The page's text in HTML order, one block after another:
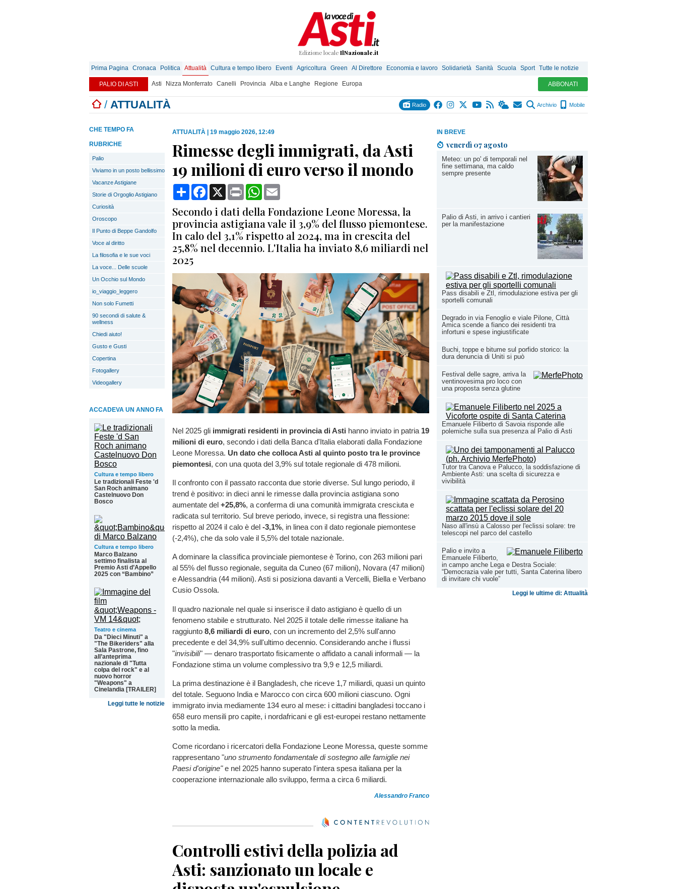
Edizione locale IlNazionale.it
Prima Pagina Cronaca Politica Attualità Cultura e tempo libero Eventi Agricoltura Green Al Direttore Economia e lavoro Solidarietà Sanità Scuola Sport Tutte le notizie
PALIO DI ASTI Asti Nizza Monferrato Canelli Provincia Alba e Langhe Regione Europa ABBONATI
/ ATTUALITÀ Radio Archivio Mobile
IN BREVE
venerdì 07 agosto
Meteo: un po' di temporali nel
fine settimana, ma caldo
sempre presente
Palio di Asti, in arrivo i cantieri
per la manifestazione
Pass disabili e Ztl, rimodulazione estiva per gli
sportelli comunali
Degrado in via Fenoglio e viale Pilone, Città
Amica scende a fianco dei residenti tra
infortuni e spese ingiustificate
Buchi, toppe e bitume sul porfido storico: la
dura denuncia di Uniti si può
Festival delle sagre, arriva la
ventinovesima pro loco con
una proposta senza glutine
Emanuele Filiberto di Savoia risponde alle
polemiche sulla sua presenza al Palio di Asti
Tutor tra Canova e Palucco, la soddisfazione di
Ambiente Asti: una scelta di sicurezza e
vivibilità
Naso all'insù a Calosso per l'eclissi solare: tre
telescopi nel parco del castello
Palio e invito a
Emanuele Filiberto,
in campo anche Lega e Destra Sociale:
“Democrazia vale per tutti, Santa Caterina libero
di invitare chi vuole”
Leggi le ultime di: Attualità
CHE TEMPO FA
RUBRICHE
Palio
Viviamo in un posto bellissimo
Vacanze Astigiane
Storie di Orgoglio Astigiano
Curiosità
Oroscopo
Il Punto di Beppe Gandolfo
Voce al diritto
La filosofia e le sue voci
La voce... Delle scuole
Un Occhio sul Mondo
io_viaggio_leggero
Non solo Fumetti
90 secondi di salute &
wellness
Chiedi aiuto!
Gusto e Gusti
Copertina
Fotogallery
Videogallery
ACCADEVA UN ANNO FA
Cultura e tempo libero
Le tradizionali Feste 'd
San Roch animano
Castelnuovo Don
Bosco
Cultura e tempo libero
Marco Balzano
settimo finalista al
Premio Asti d’Appello
2025 con “Bambino”
Teatro e cinema
Da "Dieci Minuti" a
"The Bikeriders" alla
Sala Pastrone, fino
all’anteprima
nazionale di "Tutta
colpa del rock" e al
nuovo horror
"Weapons" a
Cinelandia [TRAILER]
Leggi tutte le notizie
ATTUALITÀ 19 maggio 2026, 12:49
Rimesse degli immigrati, da Asti
19 milioni di euro verso il mondo
CondividiFacebook
X Print WhatsApp
Secondo i dati della Fondazione Leone Moressa, la
provincia astigiana vale il 3,9% del flusso piemontese.
In calo del 3,1% rispetto al 2024, ma in crescita del
25,8% nel decennio. L'Italia ha inviato 8,6 miliardi nel
2025
Nel 2025 gli immigrati residenti in provincia di Asti hanno inviato in patria 19
milioni di euro, secondo i dati della Banca d'Italia elaborati dalla Fondazione
Leone Moressa. Un dato che colloca Asti al quinto posto tra le province
piemontesi, con una quota del 3,9% sul totale regionale di 478 milioni.
Il confronto con il passato racconta due storie diverse. Sul lungo periodo, il
trend è positivo: in dieci anni le rimesse dalla provincia astigiana sono
aumentate del +25,8%, a conferma di una comunità immigrata cresciuta e
radicata sul territorio. Sul breve periodo, invece, si registra una flessione:
rispetto al 2024 il calo è del -3,1%, in linea con il dato regionale piemontese
(-2,4%), che da solo vale il 5,5% del totale nazionale.
A dominare la classifica provinciale piemontese è Torino, con 263 milioni pari
al 55% del flusso regionale, seguita da Cuneo (67 milioni), Novara (47 milioni)
e Alessandria (44 milioni). Asti si posiziona davanti a Vercelli, Biella e Verbano
Cusio Ossola.
Il quadro nazionale nel quale si inserisce il dato astigiano è quello di un
fenomeno stabile e strutturato. Nel 2025 il totale delle rimesse italiane ha
raggiunto 8,6 miliardi di euro, con un incremento del 2,5% sull'anno
precedente e del 34,9% sull'ultimo decennio. Considerando anche i flussi
"invisibili" — denaro trasportato fisicamente o affidato a canali informali — la
Fondazione stima un volume complessivo tra 9,9 e 12,5 miliardi.
La prima destinazione è il Bangladesh, che riceve 1,7 miliardi, quasi un quinto
del totale. Seguono India e Marocco con circa 600 milioni ciascuno. Ogni
immigrato invia mediamente 134 euro al mese: i cittadini bangladesi toccano i
658 euro mensili pro capite, i nordafricani e gli est-europei restano nettamente
sotto la media.
Come ricordano i ricercatori della Fondazione Leone Moressa, queste somme
rappresentano "uno strumento fondamentale di sostegno alle famiglie nei
Paesi d'origine"e nel 2025 hanno superato l'intera spesa italiana per la
cooperazione internazionale allo sviluppo, ferma a circa 6 miliardi.
Alessandro Franco
Controlli estivi della polizia ad
Asti: sanzionato un locale e